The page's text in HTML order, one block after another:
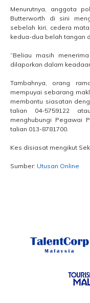
Menurutnya, anggota
Butterworth di sini
sebelah kiri, cedera
kedua-dua belah tangan
“Beliau masih
dilaporkan dalam
Tambahnya, orang
mempuyai sebarang
membantu siasatan
talian 04-5759122
menghubungi Pegawai
talian 013-8781700.
Kes disiasat mengikut
Sumber: Utusan Online